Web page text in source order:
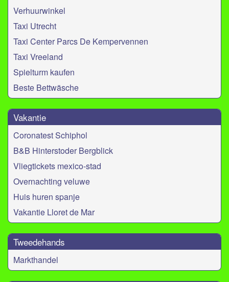
Verhuurwinkel
Taxi Utrecht
Taxi Center Parcs De Kempervennen
Taxi Vreeland
Spielturm kaufen
Beste Bettwäsche
Vakantie
Coronatest Schiphol
B&B Hinterstoder Bergblick
Vliegtickets mexico-stad
Overnachting veluwe
Huis huren spanje
Vakantie Lloret de Mar
Tweedehands
Markthandel